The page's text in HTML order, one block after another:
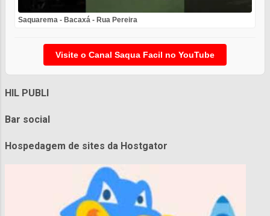
Saquarema - Bacaxá - Rua Pereira
Visite o Canal Saqua Facil no YouTube
HIL PUBLI
Bar social
Hospedagem de sites da Hostgator